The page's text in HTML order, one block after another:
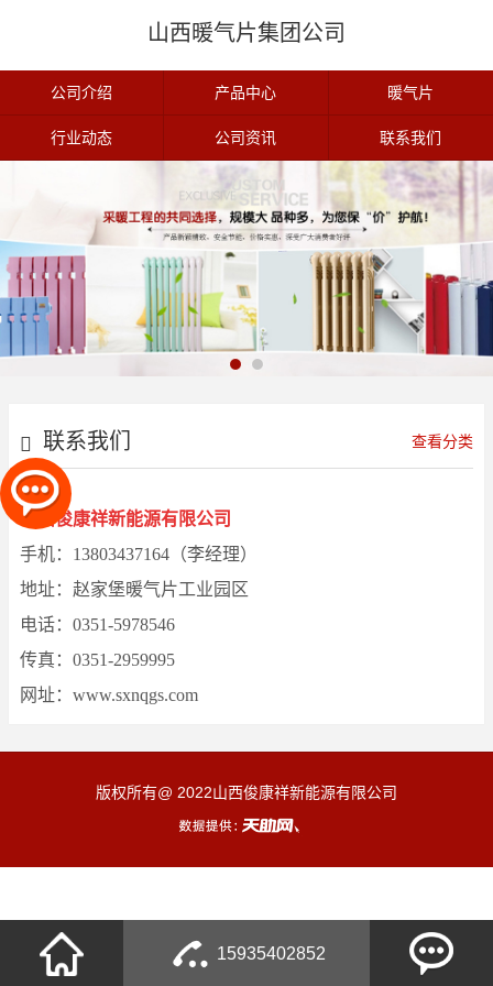
山西暖气片集团公司
公司介绍 产品中心 暖气片
行业动态 公司资讯 联系我们
联系我们 查看分类
山西俊康祥新能源有限公司
手机：13803437164（李经理）
地址：赵家堡暖气片工业园区
电话：0351-5978546
传真：0351-2959995
网址：www.sxnqgs.com
15935402852
版权所有@ 2022山西俊康祥新能源有限公司